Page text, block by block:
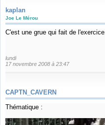
kaplan
Joe Le Mérou
C'est une grue qui fait de l'exercice.
lundi
17 novembre 2008 à 23:47
CAPTN_CAVERN
Thématique :